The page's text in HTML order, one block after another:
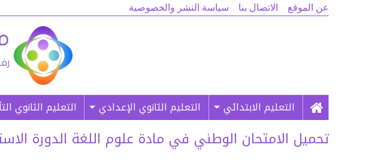
عن الموقع الاتصال بنا سياسة النشر والخصوصية
التعليم الابتدائي التعليم الثانوي الإعدادي التعليم الثانوي
تحميل الامتحان الوطني في مادة علوم اللغة الدورة